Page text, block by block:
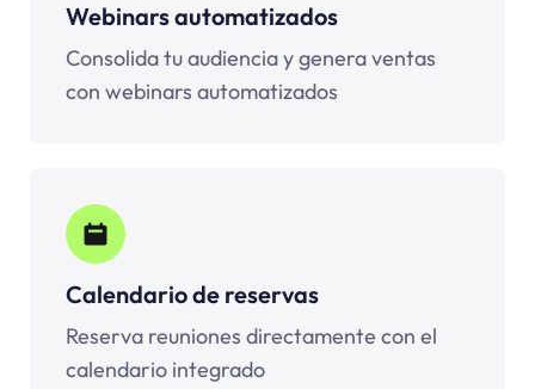
Webinars automatizados
Consolida tu audiencia y genera ventas
con webinars automatizados
Calendario de reservas
Reserva reuniones directamente con el
calendario integrado